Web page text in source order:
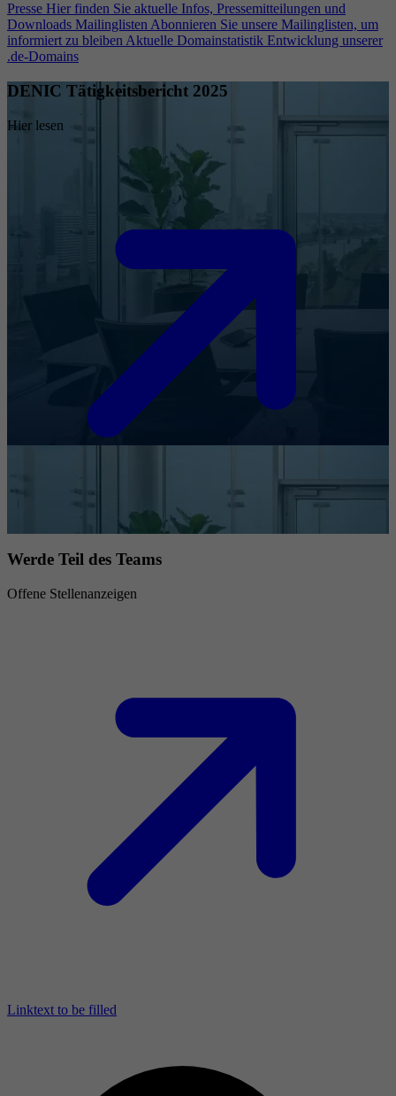
Presse Hier finden Sie aktuelle Infos, Pressemitteilungen und
Downloads Mailinglisten Abonnieren Sie unsere Mailinglisten, um
informiert zu bleiben Aktuelle Domainstatistik Entwicklung unserer
.de-Domains
DENIC Tätigkeitsbericht 2025
Hier lesen
Werde Teil des Teams
Offene Stellenanzeigen
Linktext to be filled